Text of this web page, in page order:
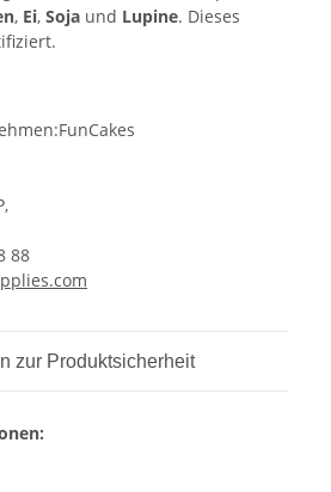
, Ei, Soja und Lupine. Dieses
88
zur Produktsicherheit